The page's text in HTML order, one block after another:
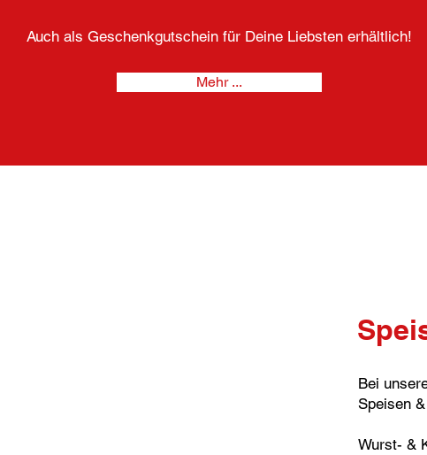
Auch als Geschenkgutschein für Deine Liebsten erhältlich!
Mehr ...
Bei
Speisen
Wurst- &